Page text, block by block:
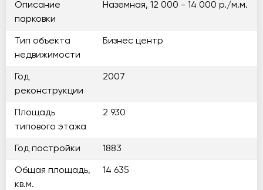
Описание
парковки
Наземная, 12 000 - 14 000 р./м.м.
Тип объекта
недвижимости
Бизнес центр
Год
реконструкции
2007
Площадь
типового этажа
2 930
Год постройки 1883
Общая площадь,
кв.м.
14 635